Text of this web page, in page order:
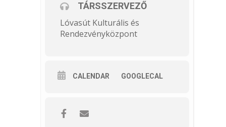
TÁRSSZERVEZŐ
Lóvasút Kulturális és
Rendezvényközpont
CALENDAR GOOGLECAL